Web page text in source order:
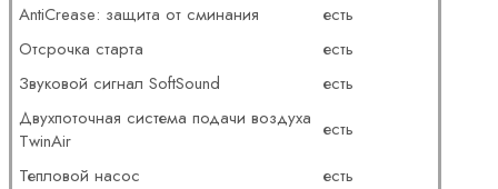
AntiCrease: защита от сминания
есть
Отсрочка старта
есть
Звуковой сигнал SoftSound
есть
Двухпоточная система подачи воздуха
TwinAir
есть
Тепловой насос
есть